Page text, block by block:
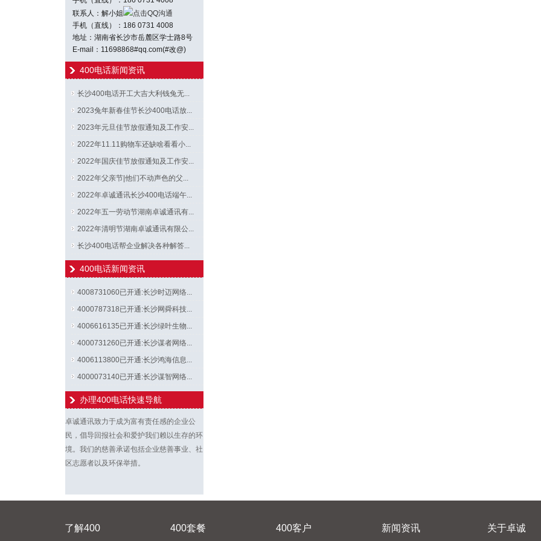
联系人：解小姐
点击QQ沟通
手机（直线）：186 0731 4008
地址：湖南省长沙市岳麓区学士路8号
E-mail：11698868#qq.com(#改@)
400电话新闻资讯
长沙400电话开工大吉大利钱兔无...
2023兔年新春佳节长沙400电话放...
2023年元旦佳节放假通知及工作安...
2022年11.11购物车还缺啥看看小...
2022年国庆佳节放假通知及工作安...
2022年父亲节|他们不动声色的父...
2022年卓诚通讯长沙400电话端午...
2022年五一劳动节湖南卓诚通讯有...
2022年清明节湖南卓诚通讯有限公...
长沙400电话帮企业解决各种解答...
400电话新闻资讯
4008731060已开通:长沙时迈网络...
4000787318已开通:长沙网舜科技...
4006616135已开通:长沙绿叶生物...
4000731260已开通:长沙谋者网络...
4006113800已开通:长沙鸿海信息...
4000073140已开通:长沙谋智网络...
办理400电话快速导航
卓诚通讯致力于成为富有责任感的企业公
民，倡导回报社会和爱护我们赖以生存的环
境。我们的慈善承诺包括企业慈善事业、社
区志愿者以及环保举措。
了解400 400套餐 400客户 新闻资讯 关于卓诚